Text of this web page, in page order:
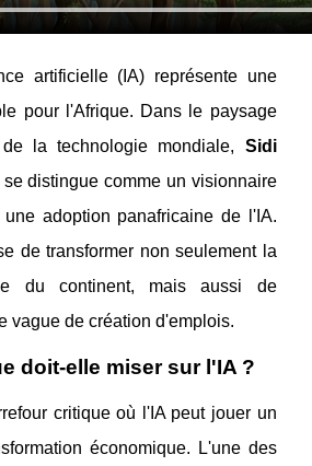
artificielle (IA) représente une
pour l'Afrique. Dans le paysage
la technologie mondiale, Sidi
distingue comme un visionnaire
une adoption panafricaine de l'IA.
de transformer non seulement la
du continent, mais aussi de
vague de création d'emplois.
doit-elle miser sur l'IA ?
critique où l'IA peut jouer un
économique. L'une des